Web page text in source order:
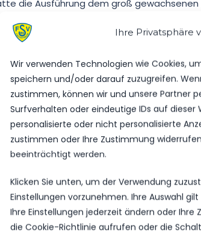
Ihre Privatsphäre
Wir verwenden Technologien wie Cookies,
speichern und/oder darauf zuzugreifen.
zustimmen, können wir und unsere Partner
Surfverhalten oder eindeutige IDs auf dieser
personalisierte oder nicht personalisierte
zustimmen oder Ihre Zustimmung
beeinträchtigt werden.
Klicken Sie unten, um der Verwendung
Einstellungen vorzunehmen. Ihre Auswahl
Ihre Einstellungen jederzeit ändern oder
die Cookie-Richtlinie aufrufen oder die
die Ausführung dem groß gewachsenen
erneut durch den aufgerückten
gekommen wären, versäumten es die
hochkarätigen Chancen zu
Borowskis Abschluss nach
gerade noch geblockt (71.), Phil
zweiten Pfosten zwar technisch perfekt
(75.) und erneut Daniel Becker hätte
Göths frei vor Wollert eigentlich die Ecke
gegen die Laufrichtung des